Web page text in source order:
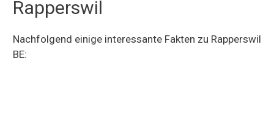
Rapperswil
Nachfolgend einige interessante Fakten zu Rapperswil
BE: